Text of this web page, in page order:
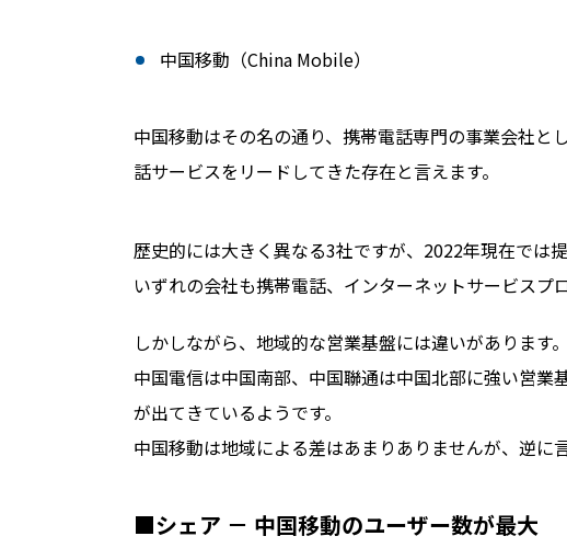
中国移動（China Mobile）
中国移動はその名の通り、携帯電話専門の事業会社
話サービスをリードしてきた存在と言えます。
歴史的には大きく異なる3社ですが、2022年現在では
いずれの会社も携帯電話、インターネットサービスプ
しかしながら、地域的な営業基盤には違いがあります。
中国電信は中国南部、中国聯通は中国北部に強い営
が出てきているようです。
中国移動は地域による差はあまりありませんが、逆に
■シェア － 中国移動のユーザー数が最大